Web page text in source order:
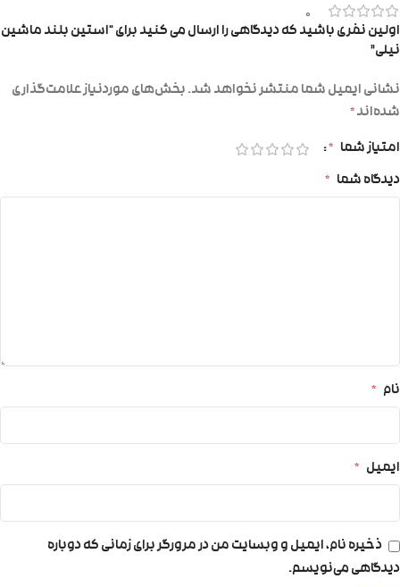
0
اولین نفری باشید که دیدگاهی را ارسال می کنید برای “استین بلند ماشین
نیلی”
نشانی ایمیل شما منتشر نخواهد شد.بخش‌های موردنیاز علامت‌گذاری
شده‌اند*
امتیاز شما *
دیدگاه شما *
نام *
ایمیل *
ذخیره نام، ایمیل و وبسایت من در مرورگر برای زمانی که دوباره
دیدگاهی می‌نویسم.